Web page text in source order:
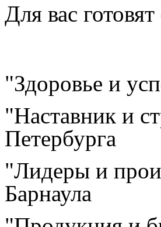
Для вас
"Здоровье и
"Наставник и
Петербурга
"Лидеры и
Барнаула